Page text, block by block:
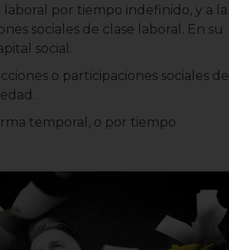
por tiempo indefinido, y a la
sociales de clase laboral. En su
social.
o participaciones sociales de
temporal, o por tiempo